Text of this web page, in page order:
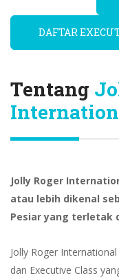
DAFTAR
Tentang
Jolly Roger
atau lebih dikenal
Pesiar yang terletak
Jolly Roger
dan Executive Class